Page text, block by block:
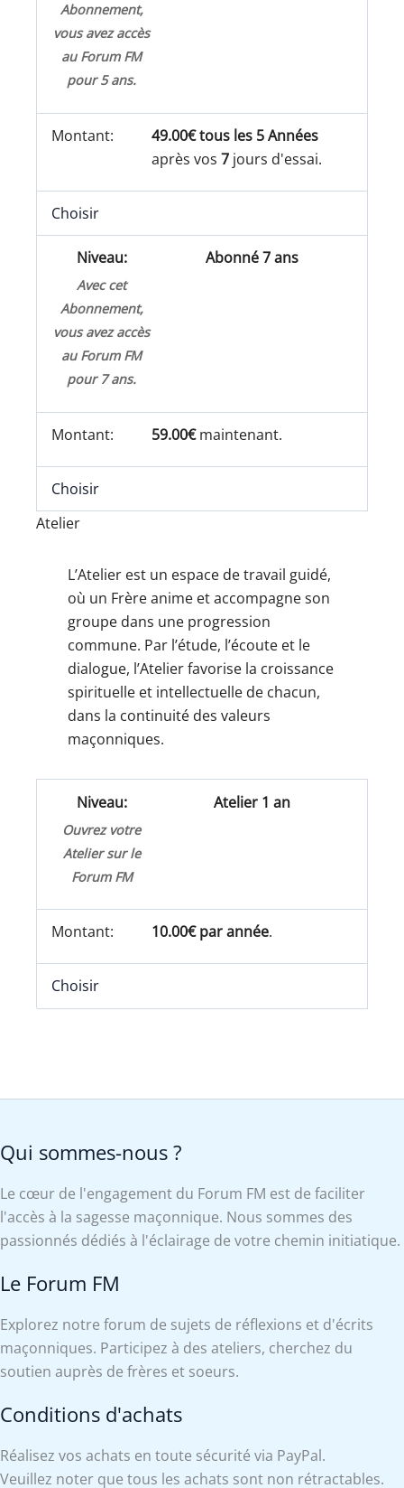
Abonnement,
vous avez accès
au Forum FM
pour 5 ans.
49.00€ tous les 5 Années
après vos7 jours d'essai.
Choisir
Abonné 7 ans
Avec cet
Abonnement,
vous avez accès
au Forum FM
pour 7 ans.
59.00€maintenant.
Choisir
Atelier
L’Atelier est un espace de travail guidé,
où un Frère anime et accompagne son
groupe dans une progression
commune. Par l’étude, l’écoute et le
dialogue, l’Atelier favorise la croissance
spirituelle et intellectuelle de chacun,
dans la continuité des valeurs
maçonniques.
Atelier 1 an
Ouvrez votre
Atelier sur le
Forum FM
10.00€ par année.
Choisir
Qui sommes-nous ?
Le cœur de l'engagement du Forum FM est de faciliter
l'accès à la sagesse maçonnique. Nous sommes des
passionnés dédiés à l'éclairage de votre chemin initiatique.
Le Forum FM
Explorez notre forum de sujets de réflexions et d'écrits
maçonniques. Participez à des ateliers, cherchez du
soutien auprès de frères et soeurs.
Conditions d'achats
Réalisez vos achats en toute sécurité via PayPal.
Veuillez noter que tous les achats sont non rétractables.